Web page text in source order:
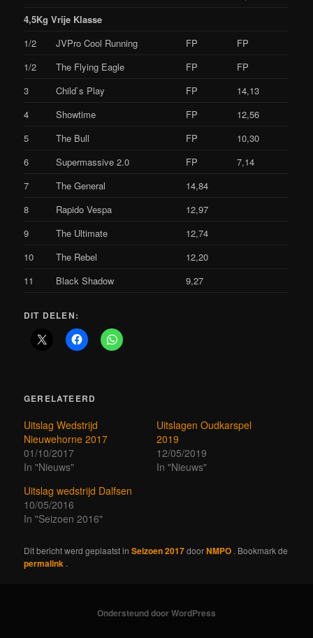
4,5Kg Vrije Klasse
1/2
JVPro Cool Running FP
FP
1/2
The Flying Eagle FP
FP
3
Child`s Play FP
14,13
4
Showtime FP
12,56
5
The Bull FP
10,30
6
Supermassive 2.0 FP
7,14
7
The General
14,84
8
Rapido Vespa
12,97
9
The Ultimate
12,74
10
The Rebel
12,20
11
Black Shadow 9,27
DIT DELEN:
GERELATEERD
Uitslag Wedstrijd
Nieuwehorne 2017
01/10/2017
In "Nieuws"
Uitslagen Oudkarspel
2019
12/05/2019
In "Nieuws"
Uitslag wedstrijd Dalfsen
10/05/2016
In "Seizoen 2016"
Dit bericht werd geplaatst inSeizoen 2017doorNMPO . Bookmark de
permalink .
Ondersteund door WordPress